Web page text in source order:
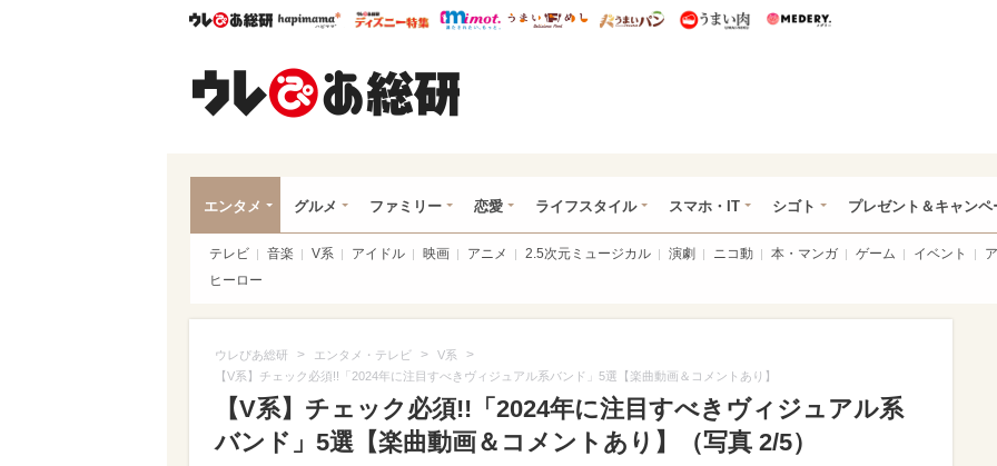
ウレぴあ総研ハピママ* ウレぴあ総研 ディズニー特集
mimot. うまいめし うまいパン うまい肉
エンタメ グルメ ファミリー 恋愛 ライフスタイル スマホ・IT シゴト プレゼント＆キャンペ
テレビ 音楽 V系 アイドル 映画 アニメ 2.5次元ミュージカル 演劇 ニコ動 本・マンガ ゲーム イベント
ヒーロー
ウレぴあ総研 > エンタメ・テレビ > V系 >
【V系】チェック必須!!「2024年に注目すべきヴィジュアル系バンド」5選【楽曲動画＆コメントあり】
【V系】チェック必須!!「2024年に注目すべきヴィジュアル系
バンド」5選【楽曲動画＆コメントあり】（写真 2/5）